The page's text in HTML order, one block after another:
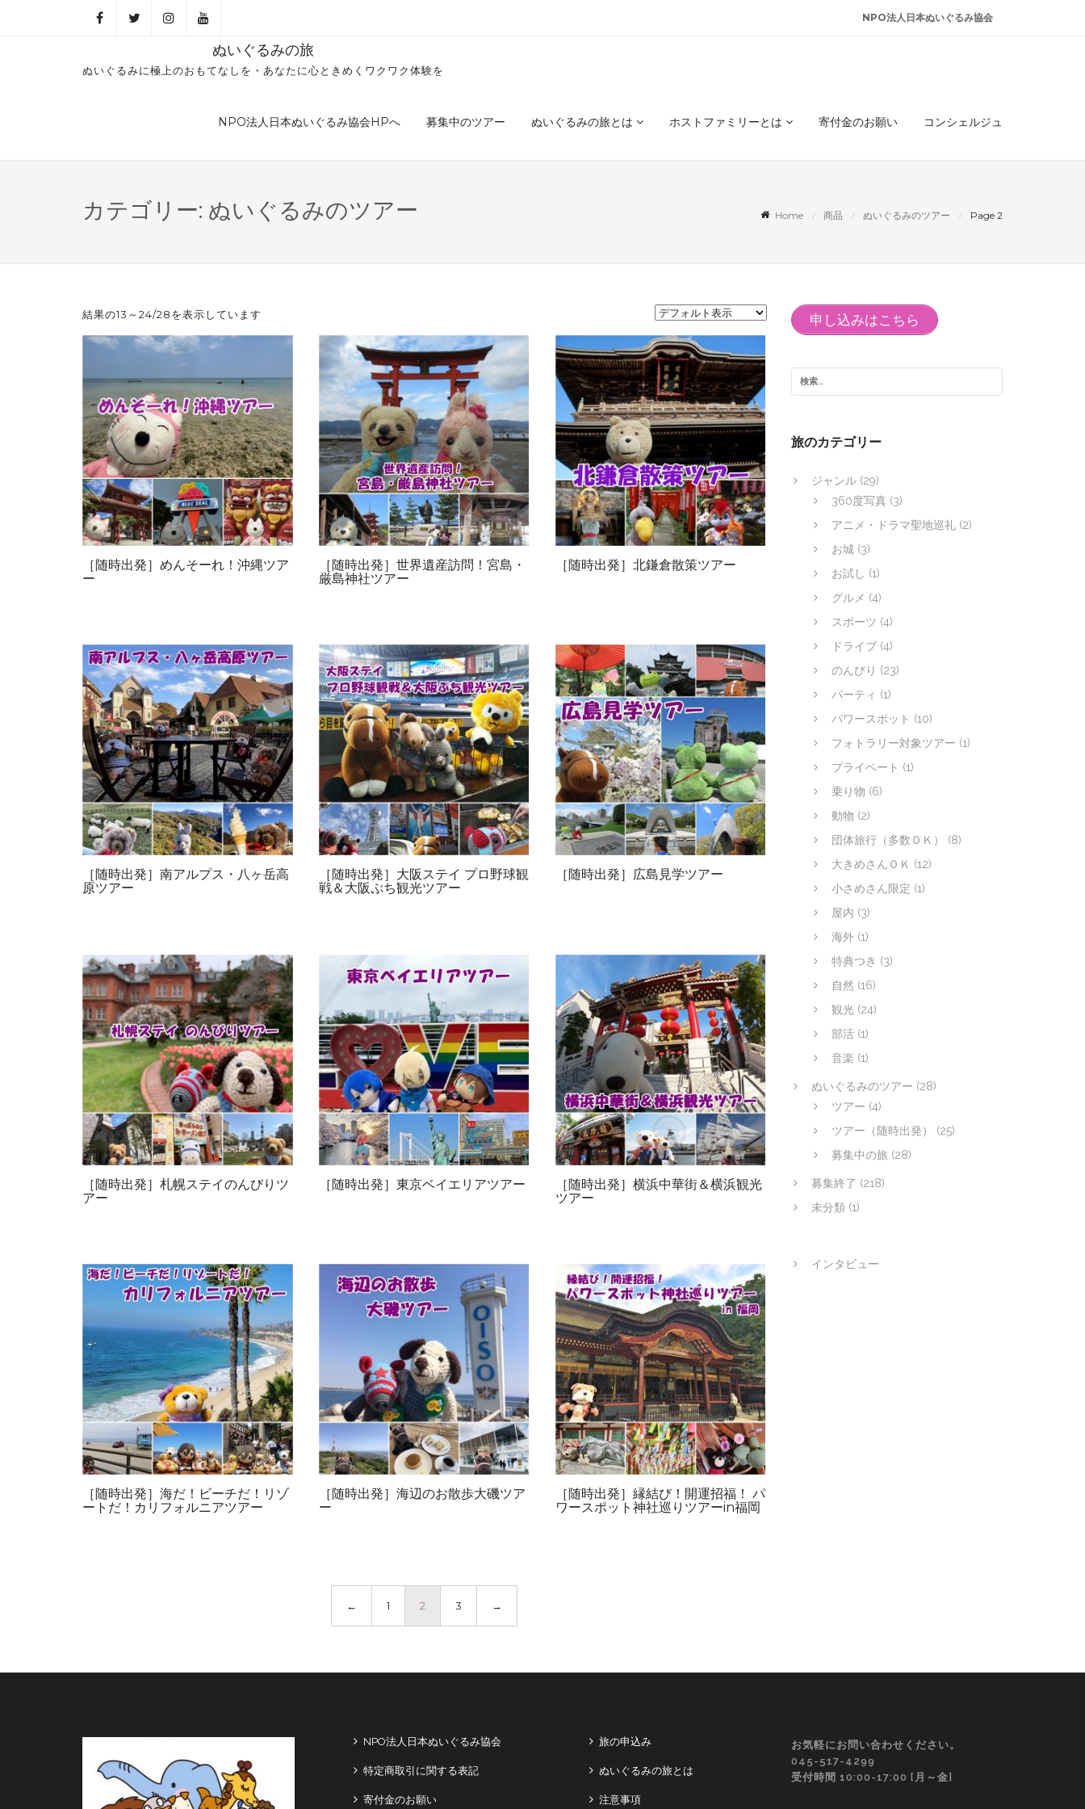
NPO法人日本ぬいぐるみ協会
ぬいぐるみの旅
ぬいぐるみに極上のおもてなしを・あなたに心ときめくワクワク体験を
NPO法人日本ぬいぐるみ協会HPへ 募集中のツアー ぬいぐるみの旅とは ホストファミリーとは 寄付金のお願い コンシェルジュ
カテゴリー: ぬいぐるみのツアー Home 商品 ぬいぐるみのツアー Page 2
結果の13～24/28を表示しています
［随時出発］めんそーれ！沖縄ツア
ー
［随時出発］世界遺産訪問！宮島・
厳島神社ツアー
［随時出発］北鎌倉散策ツアー
［随時出発］南アルプス・八ヶ岳高
原ツアー
［随時出発］大阪ステイ プロ野球観
戦＆大阪ぷち観光ツアー
［随時出発］広島見学ツアー
［随時出発］札幌ステイのんびりツ
アー
［随時出発］東京ベイエリアツアー
［随時出発］横浜中華街＆横浜観光
ツアー
［随時出発］海だ！ビーチだ！リゾ
ートだ！カリフォルニアツアー
［随時出発］海辺のお散歩大磯ツア
ー
［随時出発］縁結び！開運招福！ パ
ワースポット神社巡りツアーin福岡
← 1 2 3 →
申し込みはこちら
旅のカテゴリー
ジャンル (29)
360度写真 (3)
アニメ・ドラマ聖地巡礼 (2)
お城 (3)
お試し (1)
グルメ (4)
スポーツ (4)
ドライブ (4)
のんびり (23)
パーティ (1)
パワースポット (10)
フォトラリー対象ツアー (1)
プライベート (1)
乗り物 (6)
動物 (2)
団体旅行（多数ＯＫ）
(8)
大きめさんＯＫ (12)
小さめさん限定 (1)
屋内 (3)
海外 (1)
特典つき (3)
自然 (16)
観光 (24)
部活 (1)
音楽 (1)
ぬいぐるみのツアー (28)
ツアー (4)
ツアー（随時出発）
(25)
募集中の旅 (28)
募集終了 (218)
未分類 (1)
インタビュー
NPO法人日本ぬいぐるみ協会
特定商取引に関する表記
寄付金のお願い
旅の申込み
ぬいぐるみの旅とは
注意事項
お気軽にお問い合わせください。
045-517-4299
受付時間 10:00-17:00 [月～金]